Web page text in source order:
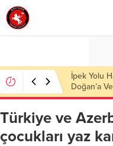
Başkan
Misafir
Türkiye ve
çocukları yaz